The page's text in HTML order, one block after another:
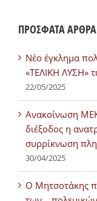
ΠΡΟΣΦΑΤΑ ΑΡΘΡΑ
Νέο έγκλημα
«ΤΕΛΙΚΗ ΛΥΣΗ»
22/05/2025
Ανακοίνωση
διέξοδος η
συρρίκνωση
30/04/2025
Ο Μητσοτάκης